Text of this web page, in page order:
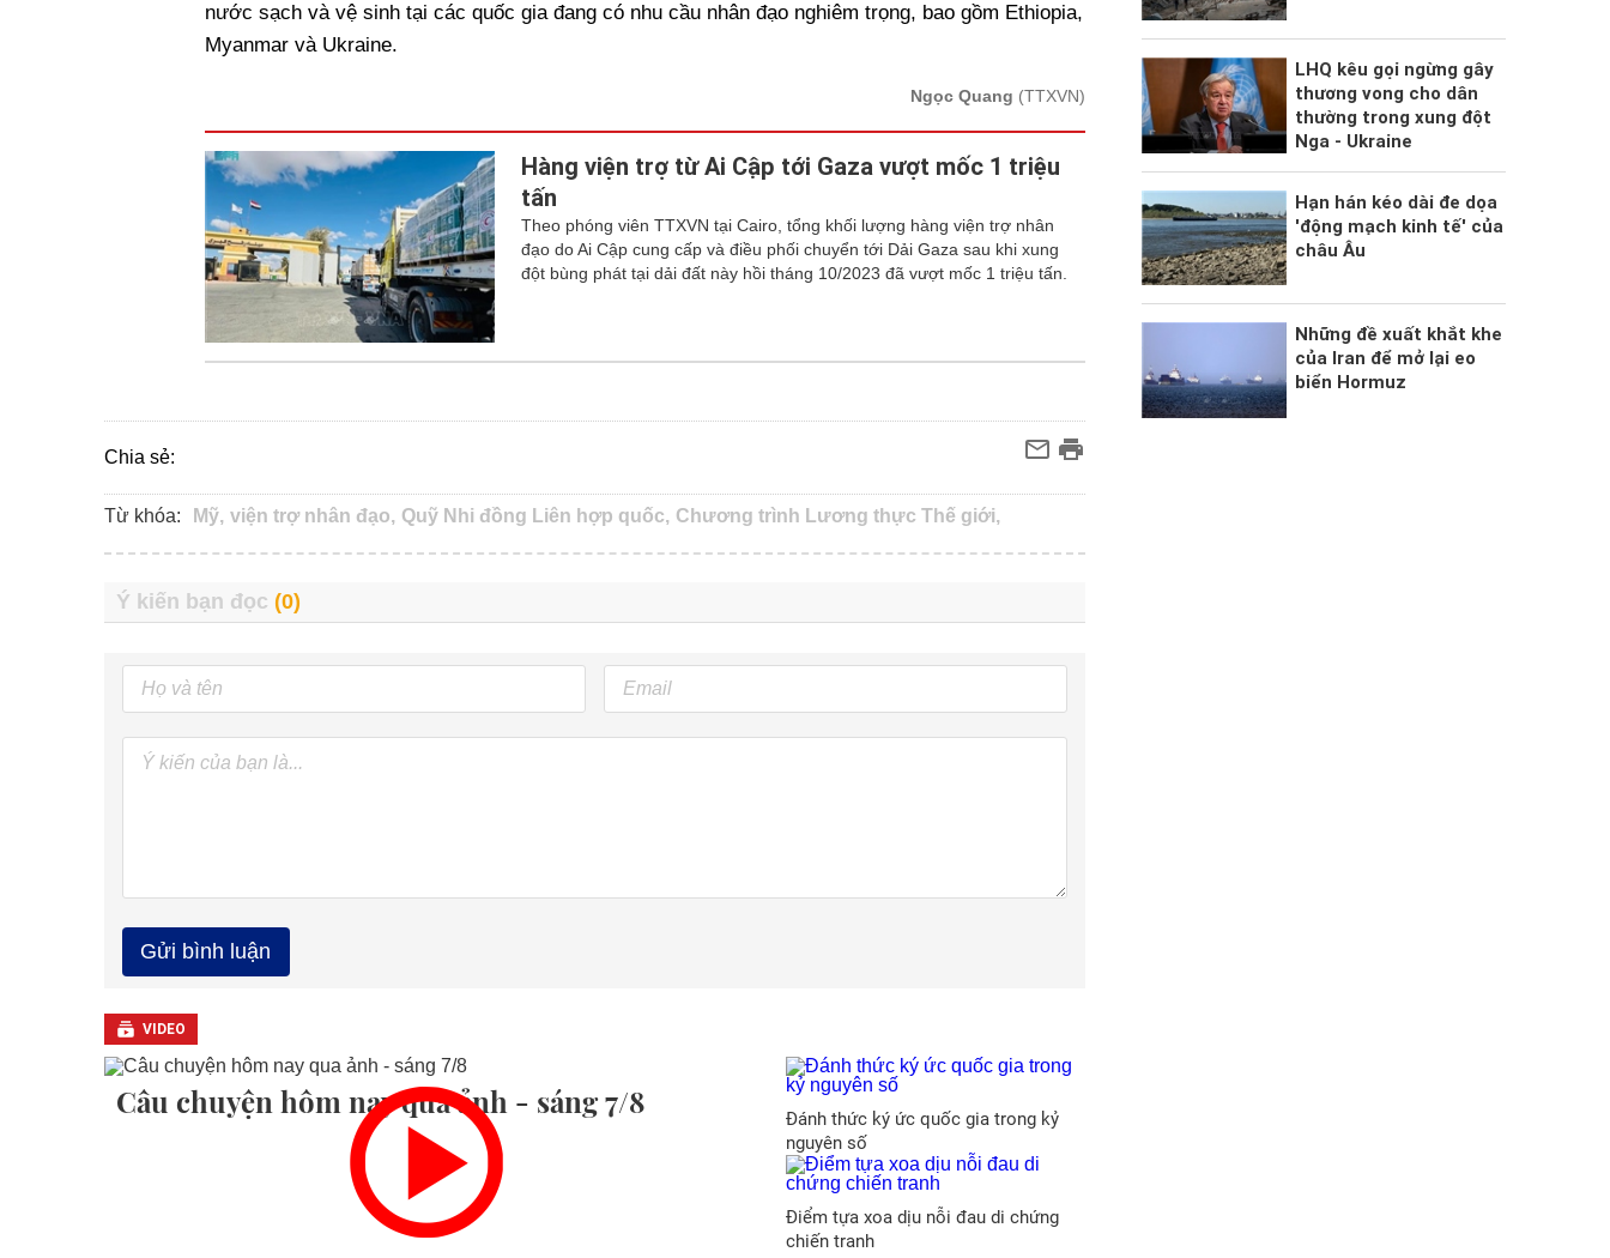
nước sạch và vệ sinh tại các quốc gia đang có nhu cầu nhân đạo nghiêm trọng, bao gồm Ethiopia,
Myanmar và Ukraine.
Ngọc Quang (TTXVN)
Hàng viện trợ từ Ai Cập tới Gaza vượt mốc 1 triệu
tấn
Theo phóng viên TTXVN tại Cairo, tổng khối lượng hàng viện trợ nhân
đạo do Ai Cập cung cấp và điều phối chuyển tới Dải Gaza sau khi xung
đột bùng phát tại dải đất này hồi tháng 10/2023 đã vượt mốc 1 triệu tấn.
Chia sẻ:
Từ khóa: Mỹ, viện trợ nhân đạo, Quỹ Nhi đồng Liên hợp quốc, Chương trình Lương thực Thế giới,
VIDEO
Câu chuyện hôm nay qua ảnh - sáng 7/8
Đánh thức ký ức quốc gia trong kỷ
nguyên số
Điểm tựa xoa dịu nỗi đau di chứng
chiến tranh
LHQ kêu gọi ngừng gây
thương vong cho dân
thường trong xung đột
Nga - Ukraine
Hạn hán kéo dài đe dọa
'động mạch kinh tế' của
châu Âu
Những đề xuất khắt khe
của Iran để mở lại eo
biển Hormuz